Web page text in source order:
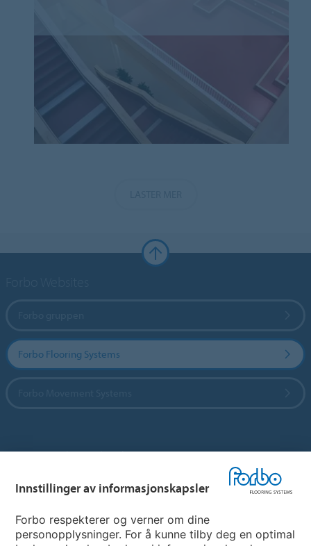
Forbo Flooring Systems
Hjemmeside per land
Velg land
My Forbo
Innstillinger av informasjonskapsler
Forbo respekterer og verner om dine
personopplysninger. For å kunne tilby deg en optimal